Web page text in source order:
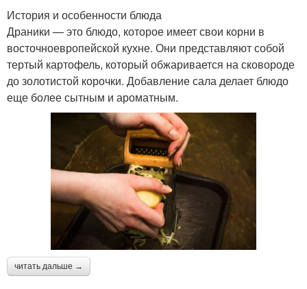
История и особенности блюда
Драники — это блюдо, которое имеет свои корни в
восточноевропейской кухне. Они представляют собой
тертый картофель, который обжаривается на сковороде
до золотистой корочки. Добавление сала делает блюдо
еще более сытным и ароматным.
читать дальше →